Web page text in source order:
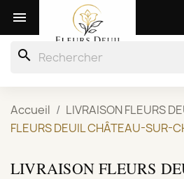

search
Accueil LIVRAISON FLEURS
FLEURS DEUIL CHÂTEAU-SUR-
LIVRAISON FLEURS